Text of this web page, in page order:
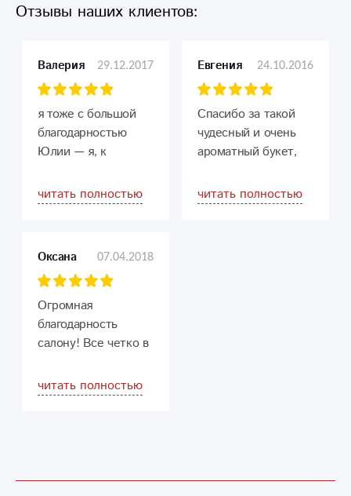
Отзывы наших клиентов:
Валерия 29.12.2017
я тоже с большой
благодарностью
Юлии — я, к
в цветах не
понимаю, а тут так
кому когда принято
дарить) большое
спасибо! подарок
был учительнице от
класса, она была
читать полностью
Евгения 24.10.2016
Спасибо за такой
чудесный и очень
ароматный букет,
восторге!))
читать полностью
Оксана 07.04.2018
Огромная
благодарность
салону! Все четко в
пожелания и даже
открытка от руки
читать полностью